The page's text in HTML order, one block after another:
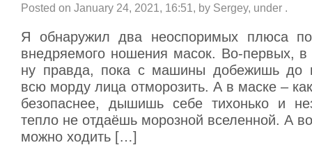
Posted on January 24, 2021, 16:51, by Sergey, under .
Я обнаружил два неоспоримых плюса
внедряемого ношения масок. Во-первых, в
ну правда, пока с машины добежишь до
всю морду лица отморозить. А в маске –
безопаснее, дышишь себе тихонько и
тепло не отдаёшь морозной вселенной. А
можно ходить […]